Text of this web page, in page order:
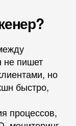
не пишет
но
быстро,
процессов,